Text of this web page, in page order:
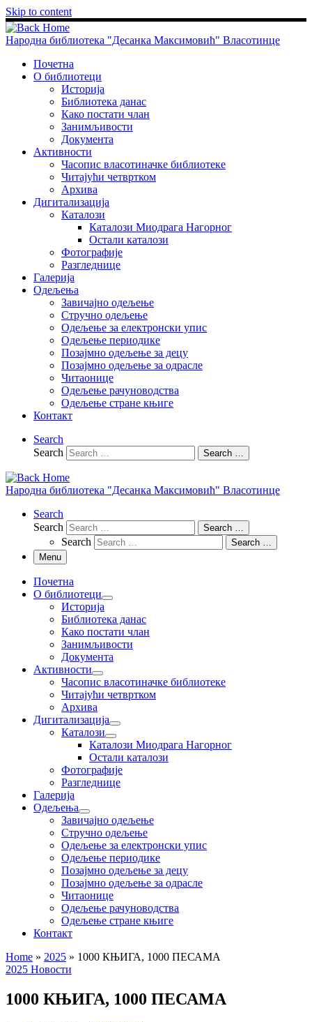
Skip to content
Народна библиотека "Десанка Максимовић" Власотинце
Почетна
О библиотеци
Историја
Библиотека данас
Како постати члан
Занимљивости
Документа
Активности
Часопис власотиначке библиотеке
Читајући четвртком
Архива
Дигитализација
Каталози
Каталози Миодрага Нагорног
Остали каталози
Фотографије
Разгледнице
Галерија
Одељења
Завичајно одељење
Стручно одељење
Одељење за електронски упис
Одељење периодике
Позајмно одељење за децу
Позајмно одељење за одрасле
Читаонице
Одељење рачуноводства
Одељење стране књиге
Контакт
Search
Search
Search …
Народна библиотека "Десанка Максимовић" Власотинце
Search
Search
Search …
Search
Search …
Menu
Почетна
О библиотеци
Историја
Библиотека данас
Како постати члан
Занимљивости
Документа
Активности
Часопис власотиначке библиотеке
Читајући четвртком
Архива
Дигитализација
Каталози
Каталози Миодрага Нагорног
Остали каталози
Фотографије
Разгледнице
Галерија
Одељења
Завичајно одељење
Стручно одељење
Одељење за електронски упис
Одељење периодике
Позајмно одељење за децу
Позајмно одељење за одрасле
Читаонице
Одељење рачуноводства
Одељење стране књиге
Контакт
Home » 2025 » 1000 КЊИГА, 1000 ПЕСАМА
2025 Новости
1000 КЊИГА, 1000 ПЕСАМА